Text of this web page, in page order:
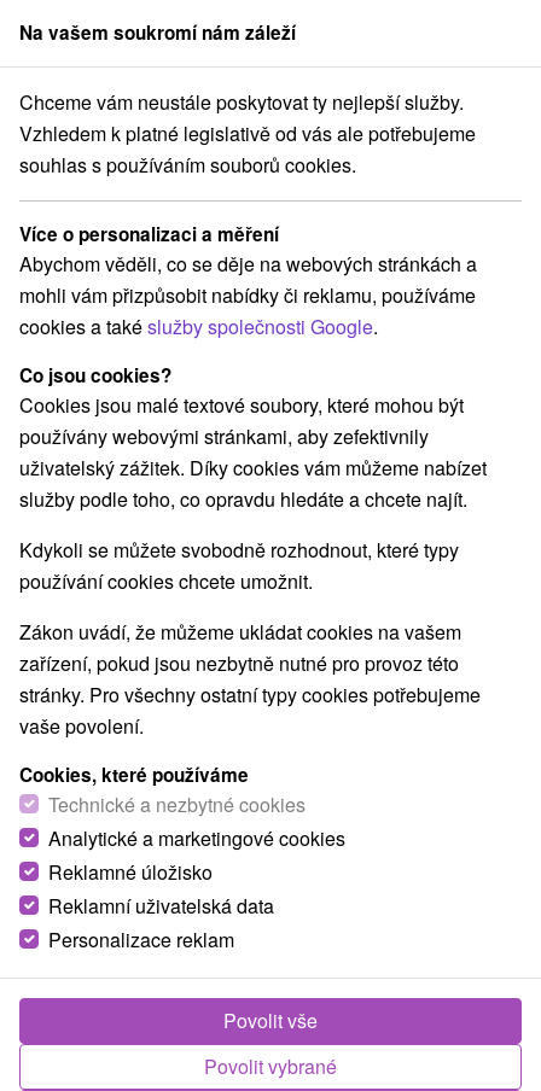
člen skupinySorger
Pobyty na Slovensku Pobyty TMR hotelov Demänovská dolina
Pobyty TMR hotelov Demänovská
dolina
Kategorie
Všechny kategorie
Pobyty v akci(12)
Wellness pobyty(12)
Romantické pobyty(7) Pobyty pro seniory(9)
Rodinné pobyty(14)
Vyberte lokalitu nebo termín
Nejprodávanější
od
1.
Zážitková noc na vrcholu Chopku: 4-chodová
večeře, Prosecco, lanovky a aquaparky v ceně
Hotel Rotunda★★★★Chopok
Od 1 Noci
Snídaně, Polopenze
Užijte si pobyt a získejte skipasy/lístky na lanovky
do středisek Jasná a Vysoké Tatry a vstupy do
Na vašem soukromí nám záleží
Chceme vám neustále poskytovat ty nejlepší služby.
Vzhledem k platné legislativě od vás ale potřebujeme
souhlas s používáním souborů cookies.
Více o personalizaci a měření
Abychom věděli, co se děje na webových stránkách a
mohli vám přizpůsobit nabídky či reklamu, používáme
cookies a takéslužby společnosti Google.
Co jsou cookies?
Cookies jsou malé textové soubory, které mohou být
používány webovými stránkami, aby zefektivnily
uživatelský zážitek. Díky cookies vám můžeme nabízet
služby podle toho, co opravdu hledáte a chcete najít.
Kdykoli se můžete svobodně rozhodnout, které typy
používání cookies chcete umožnit.
Zákon uvádí, že můžeme ukládat cookies na vašem
zařízení, pokud jsou nezbytně nutné pro provoz této
stránky. Pro všechny ostatní typy cookies potřebujeme
vaše povolení.
Cookies, které používáme
Technické a nezbytné cookies
Analytické a marketingové cookies
Reklamné úložisko
Reklamní uživatelská data
Personalizace reklam
Povolit vybrané
Povolit vše